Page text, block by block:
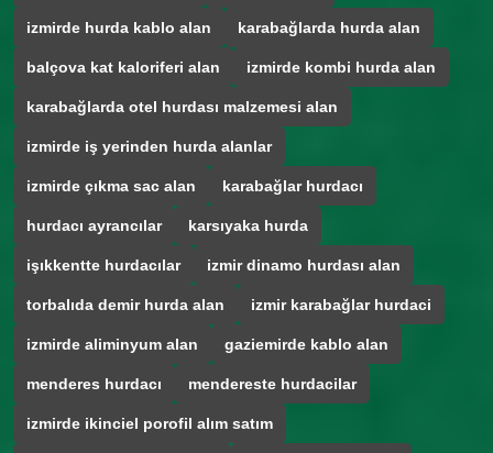
izmirde hurda kablo alan karabağlarda hurda alan
balçova kat kaloriferi alan izmirde kombi hurda alan
karabağlarda otel hurdası malzemesi alan
izmirde iş yerinden hurda alanlar
izmirde çıkma sac alan karabağlar hurdacı
hurdacı ayrancılar karsıyaka hurda
işıkkentte hurdacılar izmir dinamo hurdası alan
torbalıda demir hurda alan izmir karabağlar hurdaci
izmirde aliminyum alan gaziemirde kablo alan
menderes hurdacı mendereste hurdacilar
izmirde ikinciel porofil alım satım